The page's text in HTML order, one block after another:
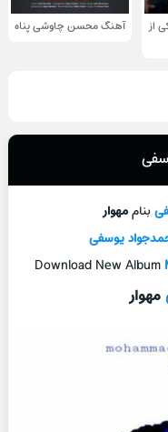
از
آهنگ محسن چاوشی پناه
بناممهوار
یوسفی
Download New Album
مهوار